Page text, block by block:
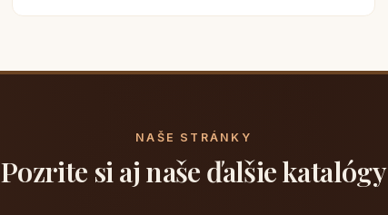
NAŠE STRÁNKY
Pozrite si aj naše ďalšie katalógy